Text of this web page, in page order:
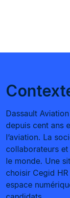
Dassault
depuis cent ans
l’aviation. La
collaborateurs
le monde. Une
choisir Cegid
espace